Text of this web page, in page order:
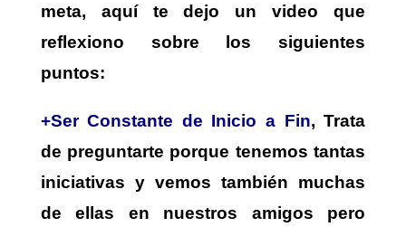
meta, aquí te dejo un video que
reflexiono sobre los siguientes
puntos:
+Ser Constante de Inicio a Fin, Trata
de preguntarte porque tenemos tantas
iniciativas y vemos también muchas
de ellas en nuestros amigos pero